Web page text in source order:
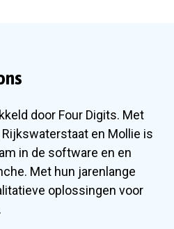
door Four Digits. Met
en Mollie is
in de software en en
Met hun jarenlange
oplossingen voor